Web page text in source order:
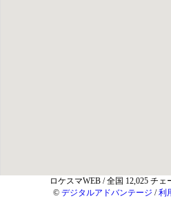
ロケスマWEB / 全国 12,025 チェ
© デジタルアドバンテージ /利